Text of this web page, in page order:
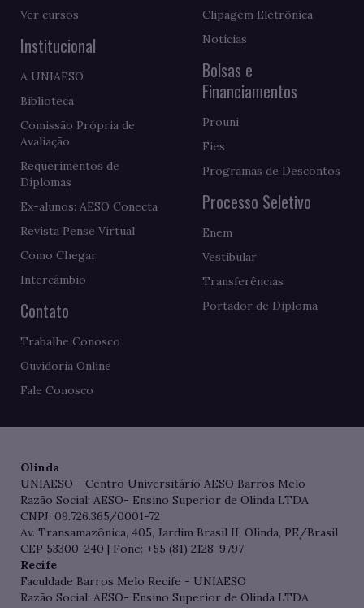
Ver cursos
Institucional
A UNIAESO
Biblioteca
Comissão Própria de
Avaliação
Requerimentos de
Diplomas
Ex-alunos: AESO Conecta
Revista Pense Virtual
Como Chegar
Intercâmbio
Contato
Trabalhe Conosco
Ouvidoria Online
Fale Conosco
Clipagem Eletrônica
Notícias
Bolsas e
Financiamentos
Prouni
Fies
Programas de Descontos
Processo Seletivo
Enem
Vestibular
Transferências
Portador de Diploma
Olinda
UNIAESO - Centro Universitário AESO Barros Melo
Razão Social: AESO- Ensino Superior de Olinda LTDA
CNPJ: 09.726.365/0001-72
Av. Transamazônica, 405, Jardim Brasil II, Olinda, PE/Brasil
CEP 53300-240 | Fone: +55 (81) 2128-9797
Recife
Faculdade Barros Melo Recife - UNIAESO
Razão Social: AESO- Ensino Superior de Olinda LTDA